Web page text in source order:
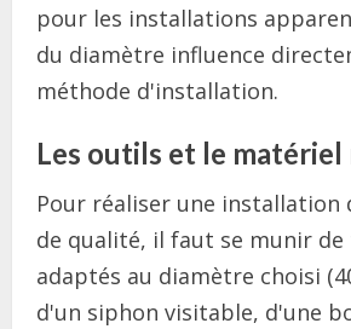
pour les installations
du diamètre influence
méthode d'installation.
Les outils et le matériel
Pour réaliser une installation
de qualité, il faut se munir de
adaptés au diamètre choisi
d'un siphon visitable, d'une